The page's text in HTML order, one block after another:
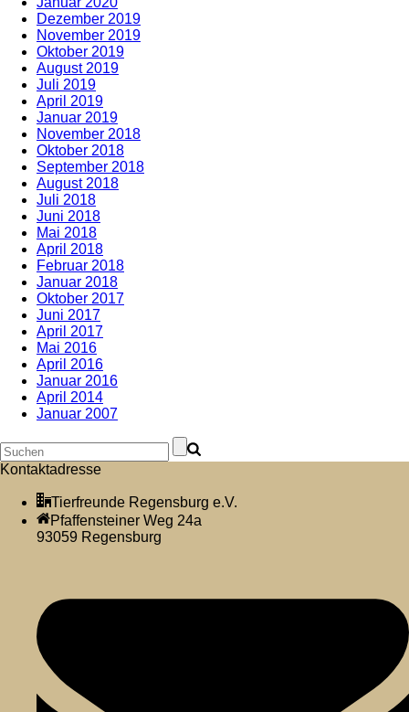
Dezember 2019
November 2019
Oktober 2019
August 2019
Juli 2019
April 2019
Januar 2019
November 2018
Oktober 2018
September 2018
August 2018
Juli 2018
Juni 2018
Mai 2018
April 2018
Februar 2018
Januar 2018
Oktober 2017
Juni 2017
April 2017
Mai 2016
April 2016
Januar 2016
April 2014
Januar 2007
Kontaktadresse
Tierfreunde Regensburg e.V.
Pfaffensteiner Weg 24a
93059 Regensburg